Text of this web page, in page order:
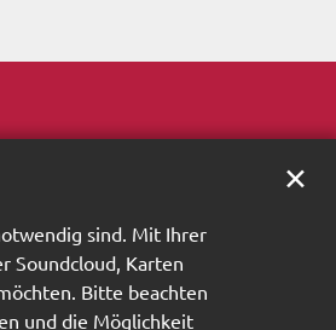
sind. Mit Ihrer
Soundcloud, Karten
Bitte beachten
und die Möglichkeit
✕